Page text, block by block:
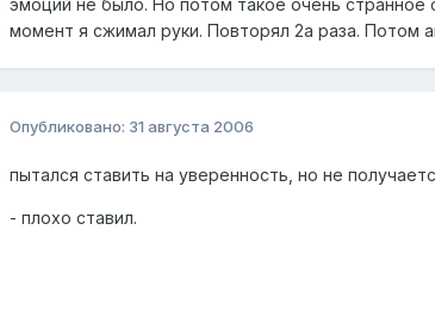
эмоций не было. Но потом такое очень странное
момент я сжимал руки. Повторял 2а раза. Потом
Опубликовано: 31 августа 2006
пытался ставить на уверенность, но не
- плохо ставил.